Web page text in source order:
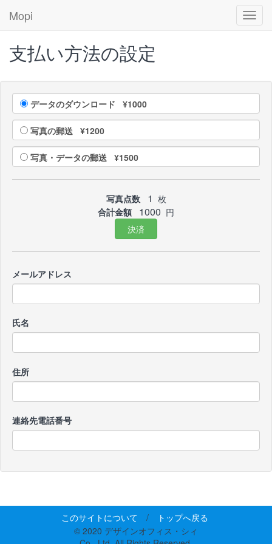
Mopi
支払い方法の設定
データのダウンロード ¥1000
写真の郵送 ¥1200
写真・データの郵送 ¥1500
写真点数 1 枚
合計金額
1000 円
決済
メールアドレス
氏名
住所
連絡先電話番号
このサイトについて /
トップへ戻る
© 2020 デザインオフィス・シィ